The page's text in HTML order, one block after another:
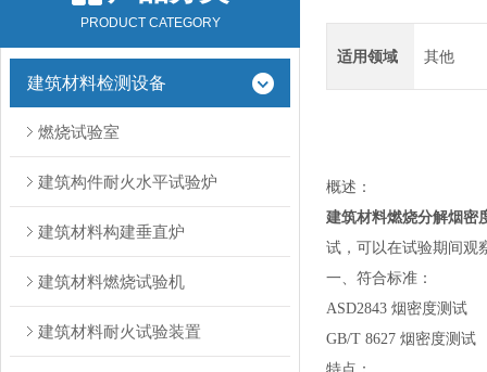
PRODUCT CATEGORY
建筑材料检测设备
燃烧试验室
建筑构件耐火水平试验炉
建筑材料构建垂直炉
建筑材料燃烧试验机
建筑材料耐火试验装置
适用领域 其他
概述：
建筑材料燃烧分解烟密
试，可以在试验期间观
一、符合标准：
ASD2843 烟密度测试
GB/T 8627 烟密度测试